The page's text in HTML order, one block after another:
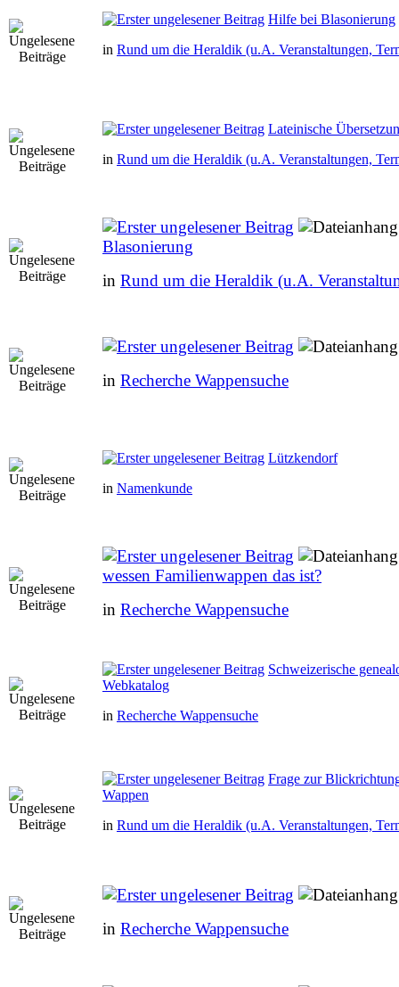
Hilfe bei Blasonierung
in Rund um die Heraldik (u.A. Veranstaltungen,
Lateinische
in Rund um die Heraldik (u.A. Veranstaltungen,
Blasonierung
in Rund um die Heraldik (u.A.
in Recherche Wappensuche
Lützkendorf
in Namenkunde
wessen Familienwappen das ist?
in Recherche Wappensuche
Schweizerische
Webkatalog
in Recherche Wappensuche
Frage zur
Wappen
in Rund um die Heraldik (u.A. Veranstaltungen,
in Recherche Wappensuche